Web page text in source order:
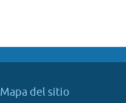
Mapa del sitio